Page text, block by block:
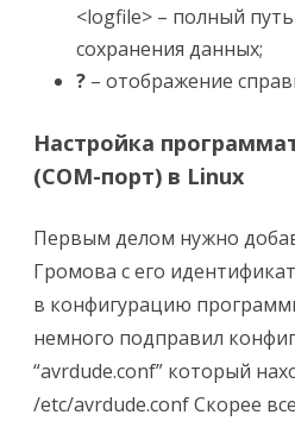
<logfile> – полный
сохранения данных;
? – отображение
Настройка
(COM-порт) в Linux
Первым делом нужно
Громова с его
в конфигурацию
немного подправил
“avrdude.conf” который
/etc/avrdude.conf Скорее